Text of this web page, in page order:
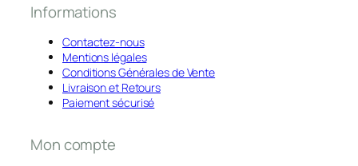
Informations
Contactez-nous
Mentions légales
Conditions Générales de Vente
Livraison et Retours
Paiement sécurisé
Mon compte